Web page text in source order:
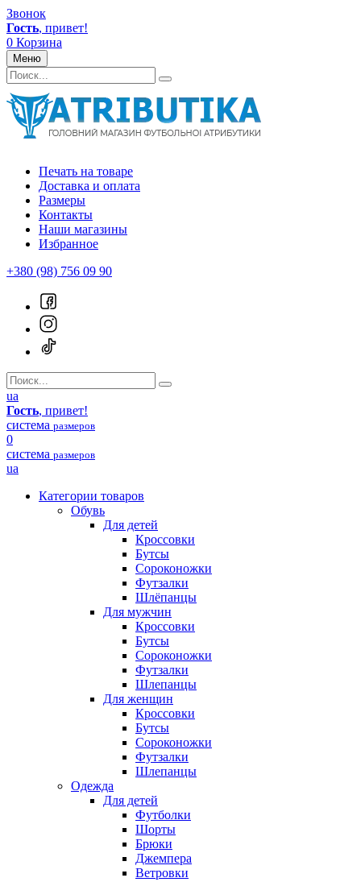
Звонок
Гость, привет!
0 Корзина
Меню
Печать на товаре
Доставка и оплата
Размеры
Контакты
Наши магазины
Избранное
+380 (98) 756 09 90
ua
Гость, привет!
система размеров
0
система размеров
ua
Категории товаров
Обувь
Для детей
Кроссовки
Бутсы
Сороконожки
Футзалки
Шлёпанцы
Для мужчин
Кроссовки
Бутсы
Сороконожки
Футзалки
Шлепанцы
Для женщин
Кроссовки
Бутсы
Сороконожки
Футзалки
Шлепанцы
Одежда
Для детей
Футболки
Шорты
Брюки
Джемпера
Ветровки